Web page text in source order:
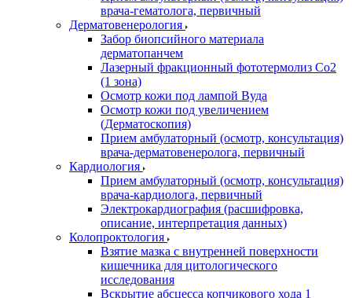
врача-гематолога, первичный
Дерматовенерология
Забор биопсийного материала
дерматопанчем
Лазерный фракционный фототермолиз Со2
(1 зона)
Осмотр кожи под лампой Вуда
Осмотр кожи под увеличением
(Дерматоскопия)
Прием амбулаторный (осмотр, консультация)
врача-дерматовенеролога, первичный
Кардиология
Прием амбулаторный (осмотр, консультация)
врача-кардиолога, первичный
Электрокардиография (расшифровка,
описание, интерпретация данных)
Колопроктология
Взятие мазка с внутренней поверхности
кишечника для цитологического
исследования
Вскрытие абсцесса копчикового хода 1